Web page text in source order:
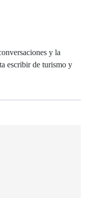
y la
escribir de turismo y